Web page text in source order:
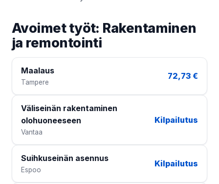
Avoimet työt: Rakentaminen
ja remontointi
Maalaus
Tampere
72,73 €
Väliseinän rakentaminen
olohuoneeseen
Vantaa
Kilpailutus
Suihkuseinän asennus
Espoo
Kilpailutus